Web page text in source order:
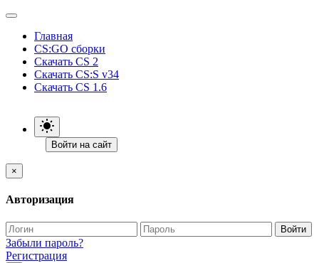
Главная
CS:GO сборки
Скачать CS 2
Скачать CS:S v34
Скачать CS 1.6
Войти на сайт
×
Авторизация
Войти
Забыли пароль?
Регистрация